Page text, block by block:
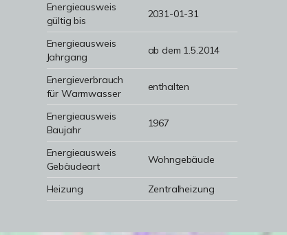
Energieausweis
gültig bis
2031-01-31
Energieausweis
Jahrgang
ab dem 1.5.2014
Energieverbrauch
für Warmwasser
enthalten
Energieausweis
Baujahr
1967
Energieausweis
Gebäudeart
Wohngebäude
Heizung Zentralheizung